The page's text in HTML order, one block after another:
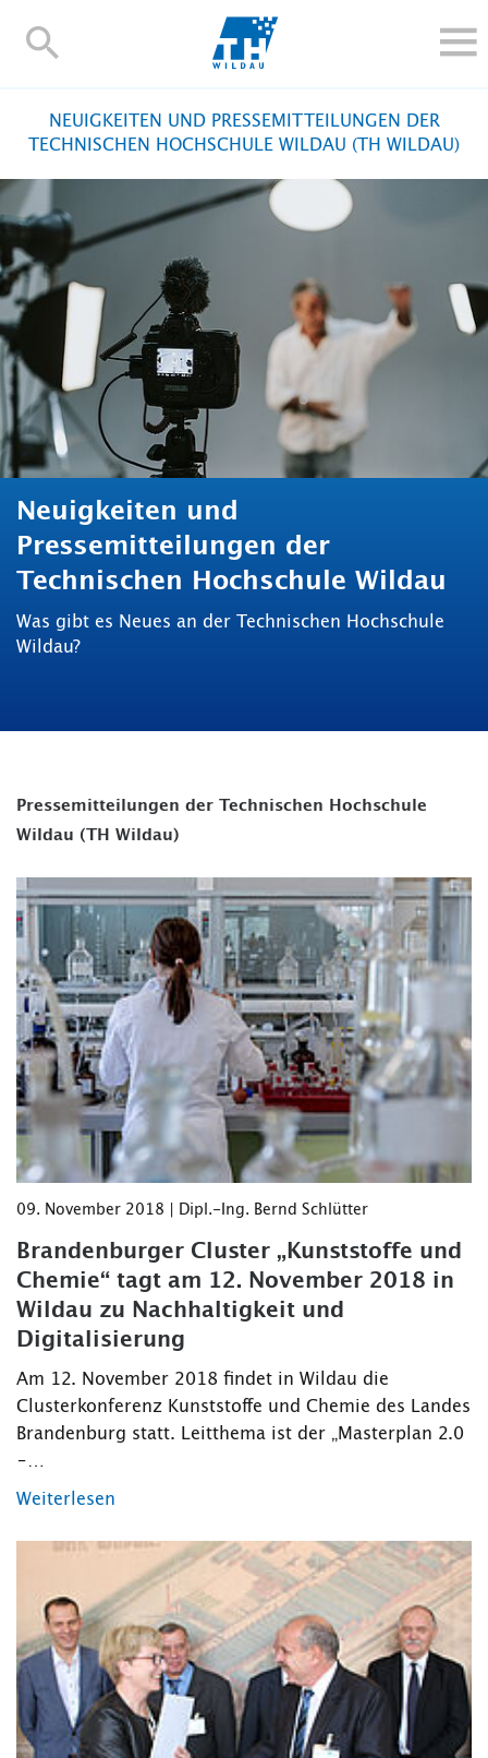
TH-
IM STUDIUM
FORSCHUNG UND TRANSFER
ALUMNI
HOCHSCHULE
INTERNATIONAL
BESCHÄFTIGTE
Blogs Kontakt und Anfahrt Moodle
TH Online-Portal Personensuche
NEUIGKEITEN UND PRESSEMITTEILUNGEN DER
TECHNISCHEN HOCHSCHULE WILDAU (TH WILDAU)
Neuigkeiten und
Pressemitteilungen der
Technischen Hochschule Wildau
Was gibt es Neues an der Technischen Hochschule
Wildau?
Pressemitteilungen der Technischen Hochschule
Wildau (TH Wildau)
09. November 2018 | Dipl.-Ing. Bernd Schlütter
Brandenburger Cluster „Kunststoffe und
Chemie“ tagt am 12. November 2018 in
Wildau zu Nachhaltigkeit und
Digitalisierung
Am 12. November 2018 findet in Wildau die
Clusterkonferenz Kunststoffe und Chemie des Landes
Brandenburg statt. Leitthema ist der „Masterplan 2.0
–…
Weiterlesen